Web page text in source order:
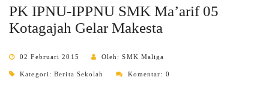
PK IPNU-IPPNU SMK Ma’arif 05
Kotagajah Gelar Makesta
02 Februari 2015 Oleh: SMK Maliga
Kategori:Berita Sekolah Komentar: 0